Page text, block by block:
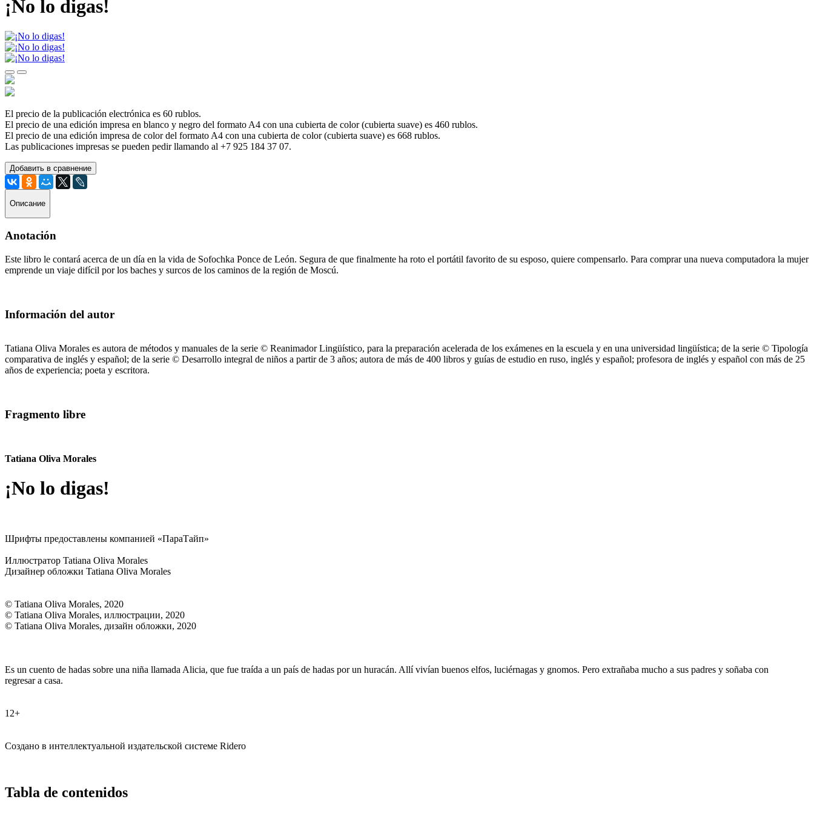
¡No lo digas!
El precio de la publicación electrónica es 60 rublos.
El precio de una edición impresa en blanco y negro del formato A4 con una cubierta de color (cubierta suave) es 460 rublos.
El precio de una edición impresa de color del formato A4 con una cubierta de color (cubierta suave) es 668 rublos.
Las publicaciones impresas se pueden pedir llamando al +7 925 184 37 07.
Добавить в сравнение
Описание
Anotación
Este libro le contará acerca de un día en la vida de Sofochka Ponce de León. Segura de que finalmente ha roto el portátil favorito de su esposo, quiere compensarlo. Para comprar una nueva computadora la mujer
emprende un viaje difícil por los baches y surcos de los caminos de la región de Moscú.
Información del autor
Tatiana Oliva Morales es autora de métodos y manuales de la serie © Reanimador Lingüístico, para la preparación acelerada de los exámenes en la escuela y en una universidad lingüística; de la serie © Tipología
comparativa de inglés y español; de la serie © Desarrollo integral de niños a partir de 3 años; autora de más de 400 libros y guías de estudio en ruso, inglés y español; profesora de inglés y español con más de 25
años de experiencia; poeta y escritora.
Fragmento libre
Tatiana Oliva Morales
¡No lo digas!
Шрифты предоставлены компанией «ПараТайп»
Иллюстратор Tatiana Oliva Morales
Дизайнер обложки Tatiana Oliva Morales
© Tatiana Oliva Morales, 2020
© Tatiana Oliva Morales, иллюстрации, 2020
© Tatiana Oliva Morales, дизайн обложки, 2020
Es un cuento de hadas sobre una niña llamada Alicia, que fue traída a un país de hadas por un huracán. Allí vivían buenos elfos, luciérnagas y gnomos. Pero extrañaba mucho a sus padres y soñaba con
regresar a casa.
12+
Создано в интеллектуальной издательской системе Ridero
Tabla de contenidos